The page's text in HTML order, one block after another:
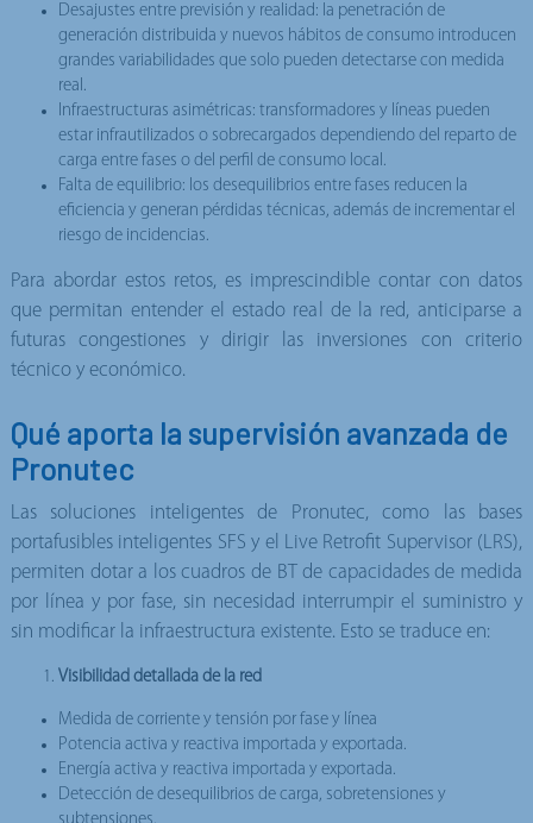
Desajustes entre previsión y realidad: la penetración de
generación distribuida y nuevos hábitos de consumo introducen
grandes variabilidades que solo pueden detectarse con medida
real.
Infraestructuras asimétricas: transformadores y líneas pueden
estar infrautilizados o sobrecargados dependiendo del reparto de
carga entre fases o del perfil de consumo local.
Falta de equilibrio: los desequilibrios entre fases reducen la
eficiencia y generan pérdidas técnicas, además de incrementar el
riesgo de incidencias.
Para abordar estos retos, es imprescindible contar con datos
que permitan entender el estado real de la red, anticiparse a
futuras congestiones y dirigir las inversiones con criterio
técnico y económico.
Qué aporta la supervisión avanzada de
Pronutec
Las soluciones inteligentes de Pronutec, como las bases
portafusibles inteligentes SFS y el Live Retrofit Supervisor (LRS),
permiten dotar a los cuadros de BT de capacidades de medida
por línea y por fase, sin necesidad interrumpir el suministro y
sin modificar la infraestructura existente. Esto se traduce en:
Visibilidad detallada de la red
Medida de corriente y tensión por fase y línea
Potencia activa y reactiva importada y exportada.
Energía activa y reactiva importada y exportada.
Detección de desequilibrios de carga, sobretensiones y